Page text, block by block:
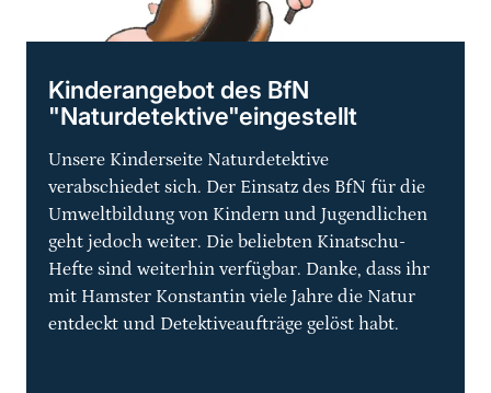
Kinderangebot des BfN
"Naturdetektive"eingestellt
Unsere Kinderseite Naturdetektive
verabschiedet sich. Der Einsatz des BfN für die
Umweltbildung von Kindern und Jugendlichen
geht jedoch weiter. Die beliebten Kinatschu-
Hefte sind weiterhin verfügbar. Danke, dass ihr
mit Hamster Konstantin viele Jahre die Natur
entdeckt und Detektiveaufträge gelöst habt.